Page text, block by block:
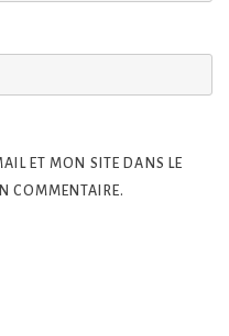
ET MON SITE DANS LE
COMMENTAIRE.